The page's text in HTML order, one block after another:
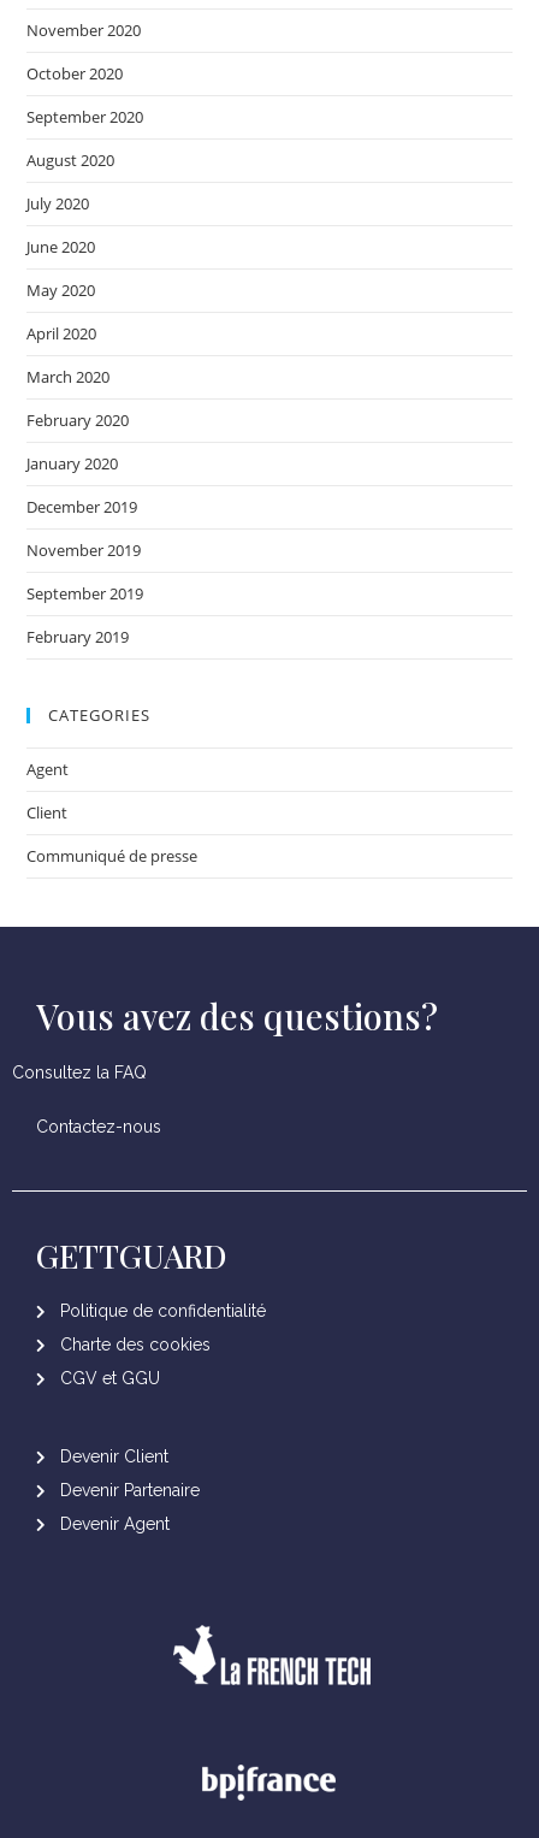
November 2020
October 2020
September 2020
August 2020
July 2020
June 2020
May 2020
April 2020
March 2020
February 2020
January 2020
December 2019
November 2019
September 2019
February 2019
CATEGORIES
Agent
Client
Communiqué de presse
Vous avez des questions?
Consultez la FAQ
Contactez-nous
GETTGUARD
Politique de confidentialité
Charte des cookies
CGV et GGU
Devenir Client
Devenir Partenaire
Devenir Agent